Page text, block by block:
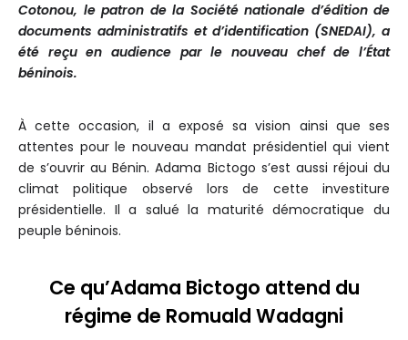
Cotonou, le patron de la Société nationale d’édition de
documents administratifs et d’identification (SNEDAI), a
été reçu en audience par le nouveau chef de l’État
béninois.
À cette occasion, il a exposé sa vision ainsi que ses
attentes pour le nouveau mandat présidentiel qui vient
de s’ouvrir au Bénin. Adama Bictogo s’est aussi réjoui du
climat politique observé lors de cette investiture
présidentielle. Il a salué la maturité démocratique du
peuple béninois.
Ce qu’Adama Bictogo attend du
régime de Romuald Wadagni